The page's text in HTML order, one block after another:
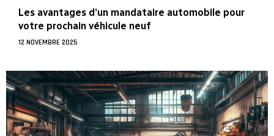
Les avantages d’un mandataire automobile pour
votre prochain véhicule neuf
12 NOVEMBRE 2025